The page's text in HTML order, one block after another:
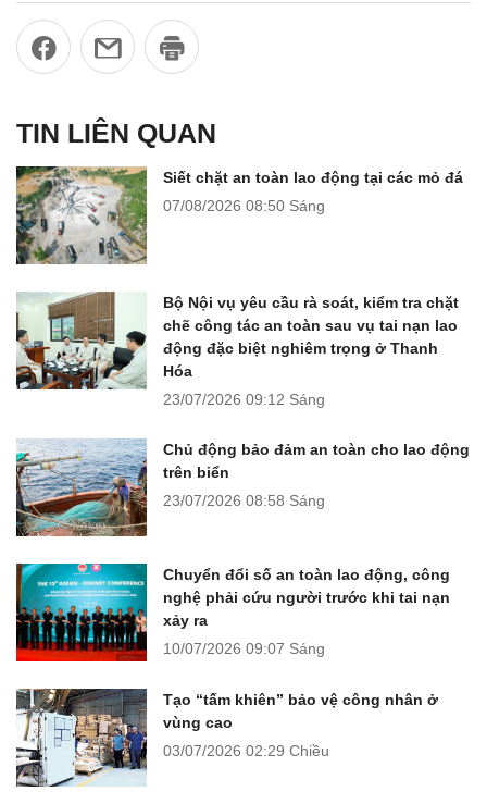
TIN LIÊN QUAN
Siết chặt an toàn lao động tại các mỏ đá
07/08/2026 08:50 Sáng
Bộ Nội vụ yêu cầu rà soát, kiểm tra chặt
chẽ công tác an toàn sau vụ tai nạn lao
động đặc biệt nghiêm trọng ở Thanh
Hóa
23/07/2026 09:12 Sáng
Chủ động bảo đảm an toàn cho lao động
trên biển
23/07/2026 08:58 Sáng
Chuyển đổi số an toàn lao động, công
nghệ phải cứu người trước khi tai nạn
xảy ra
10/07/2026 09:07 Sáng
Tạo “tấm khiên” bảo vệ công nhân ở
vùng cao
03/07/2026 02:29 Chiều